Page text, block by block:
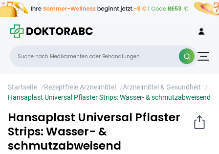
Startseite /Rezeptfreie Arzneimittel /Arzneimittel & Gesundheit
/
Hansaplast Universal Pflaster Strips: Wasser- & schmutzabweisend
Hansaplast Universal Pflaster
Strips: Wasser- &
schmutzabweisend
Wasser- & schmutzabweisend
×